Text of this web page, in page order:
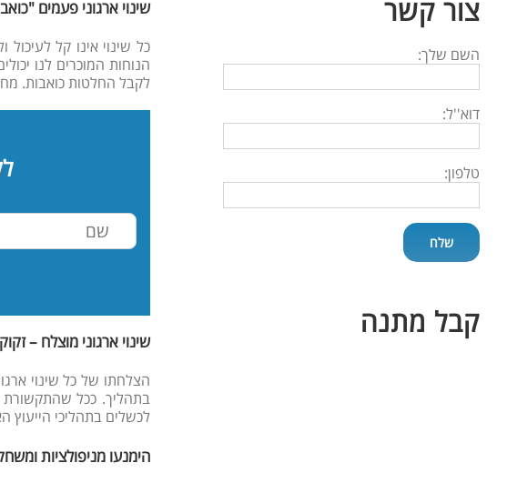
שינוי ארגוני פעמים
כל שינוי אינו קל
הנוחות המוכרים לנו
לקבל החלטות כואבות.
שינוי ארגוני מוצלח –
הצלחתו של כל שינוי
בתהליך. ככל שהתקשורת
לכשלים בתהליכי הייעוץ
הימנעו מניפולציות
צור קשר
השם שלך:
דוא''ל:
טלפון:
קבל מתנה